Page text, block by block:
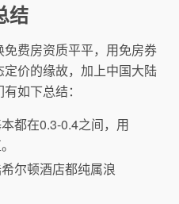
结
费房资质平平，用免房券
价的缘故，加上中国大陆
如下总结：
都在0.3-0.4之间，用
尔顿酒店都纯属浪